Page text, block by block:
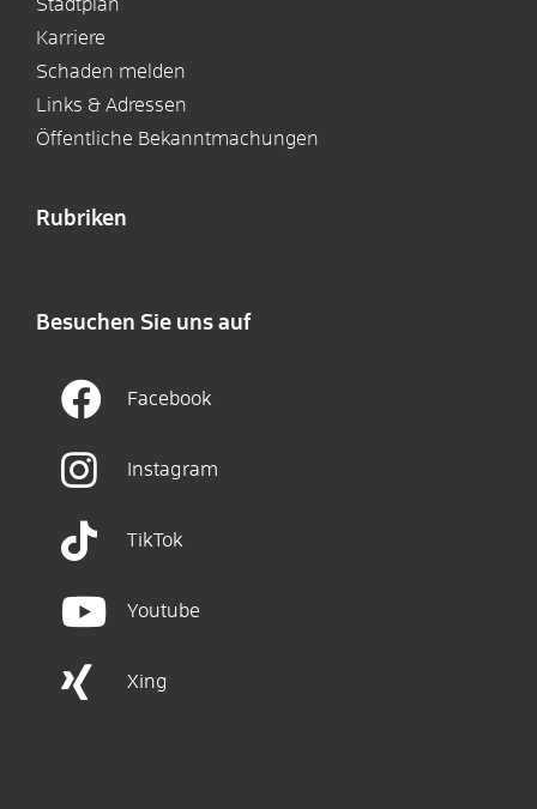
Stadtplan
Karriere
Schaden melden
Links & Adressen
Öffentliche Bekanntmachungen
Rubriken
Besuchen Sie uns auf
Facebook
Instagram
TikTok
Youtube
Xing